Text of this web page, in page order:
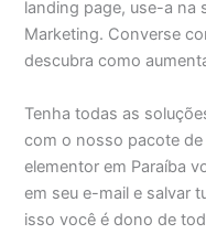
landing page, use-a na
Marketing. Converse
descubra como
Tenha todas as
com o nosso pacote
elementor em Paraíba
em seu e-mail e salvar
isso você é dono de